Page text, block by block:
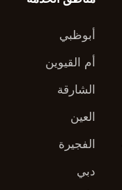
أبوظبي
أم القيوين
الشارقة
العين
الفجيرة
دبي